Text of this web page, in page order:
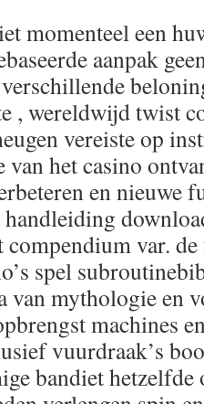
momenteel een
aanpak
, wereldwijd twist
vereiste op
het casino
en nieuwe
var.
spel
van mythologie en
machines
vuurdraak’s
bandiet